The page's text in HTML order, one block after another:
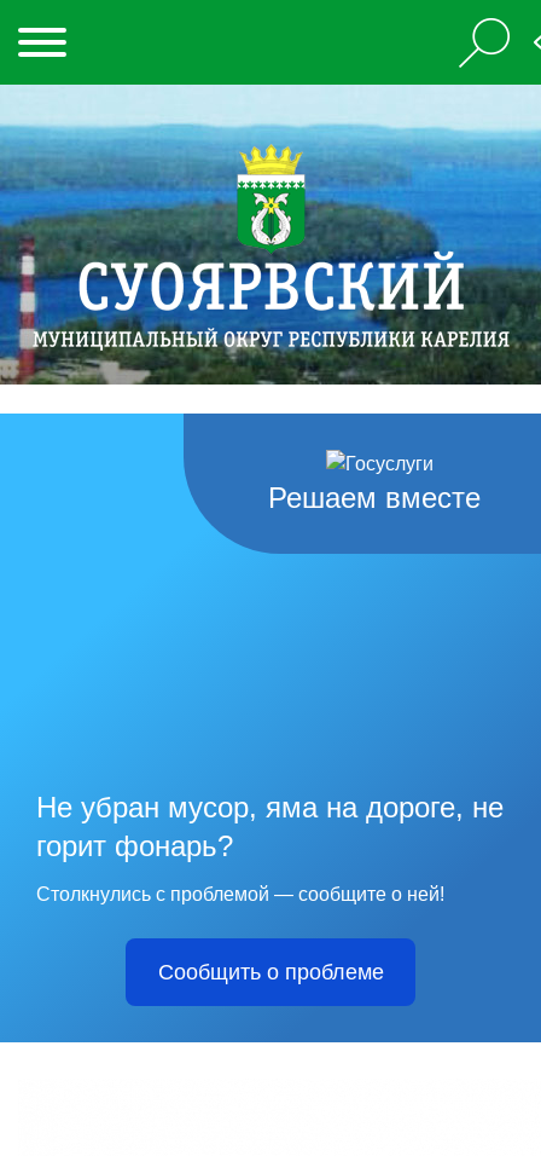
Решаем вместе
Не убран мусор, яма на дороге, не
горит фонарь?
Столкнулись с проблемой — сообщите о ней!
Сообщить о проблеме